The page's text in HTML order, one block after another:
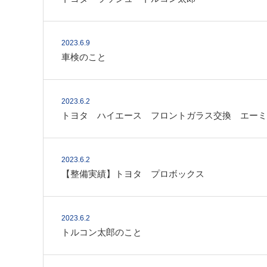
2023.6.9
車検のこと
2023.6.2
トヨタ ハイエース フロントガラス交換 エー
2023.6.2
【整備実績】トヨタ プロボックス
2023.6.2
トルコン太郎のこと